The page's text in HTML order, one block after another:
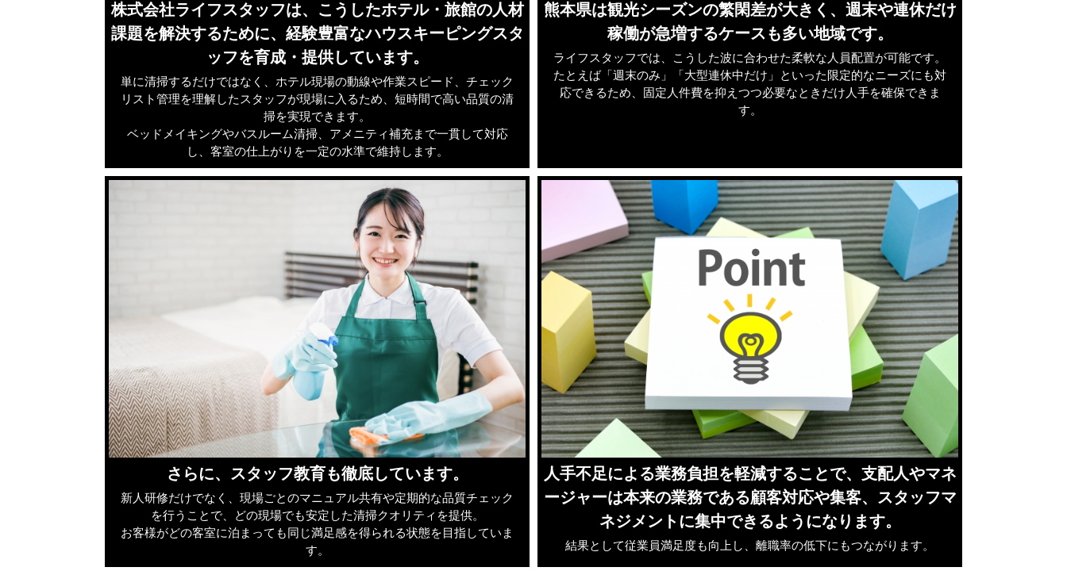
株式会社ライフスタッフは、こうしたホテル・旅館の人材
課題を解決するために、経験豊富なハウスキーピングスタ
ッフを育成・提供しています。
単に清掃するだけではなく、ホテル現場の動線や作業スピード、チェック
リスト管理を理解したスタッフが現場に入るため、短時間で高い品質の清
掃を実現できます。
ベッドメイキングやバスルーム清掃、アメニティ補充まで一貫して対応
し、客室の仕上がりを一定の水準で維持します。
熊本県は観光シーズンの繁閑差が大きく、週末や連休だけ
稼働が急増するケースも多い地域です。
ライフスタッフでは、こうした波に合わせた柔軟な人員配置が可能です。
たとえば「週末のみ」「大型連休中だけ」といった限定的なニーズにも対
応できるため、固定人件費を抑えつつ必要なときだけ人手を確保できま
す。
さらに、スタッフ教育も徹底しています。
新人研修だけでなく、現場ごとのマニュアル共有や定期的な品質チェック
を行うことで、どの現場でも安定した清掃クオリティを提供。
お客様がどの客室に泊まっても同じ満足感を得られる状態を目指していま
す。
人手不足による業務負担を軽減することで、支配人やマネ
ージャーは本来の業務である顧客対応や集客、スタッフマ
ネジメントに集中できるようになります。
結果として従業員満足度も向上し、離職率の低下にもつながります。